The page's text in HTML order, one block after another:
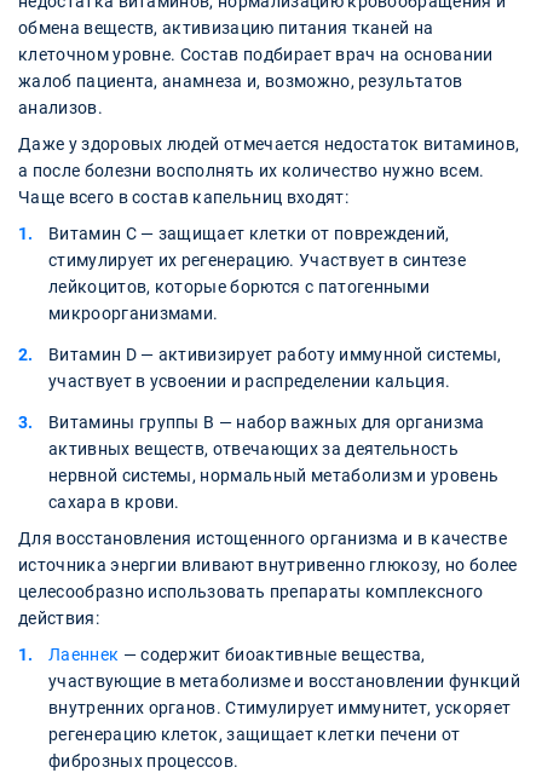
обмена веществ, активизацию питания тканей на
клеточном уровне. Состав подбирает врач на основании
жалоб пациента, анамнеза и, возможно, результатов
анализов.
Даже у здоровых людей отмечается недостаток витаминов,
а после болезни восполнять их количество нужно всем.
Чаще всего в состав капельниц входят:
Витамин С — защищает клетки от повреждений,
стимулирует их регенерацию. Участвует в синтезе
лейкоцитов, которые борются с патогенными
микроорганизмами.
Витамин D — активизирует работу иммунной системы,
участвует в усвоении и распределении кальция.
Витамины группы В — набор важных для организма
активных веществ, отвечающих за деятельность
нервной системы, нормальный метаболизм и уровень
сахара в крови.
Для восстановления истощенного организма и в качестве
источника энергии вливают внутривенно глюкозу, но более
целесообразно использовать препараты комплексного
действия:
Лаеннек — содержит биоактивные вещества,
участвующие в метаболизме и восстановлении функций
внутренних органов. Стимулирует иммунитет, ускоряет
регенерацию клеток, защищает клетки печени от
фиброзных процессов.